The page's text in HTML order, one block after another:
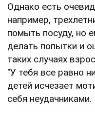
Однако есть
например,
помыть посуду, но
делать попытки и
таких случаях
"У тебя все равно
детей исчезает
себя неудачниками.